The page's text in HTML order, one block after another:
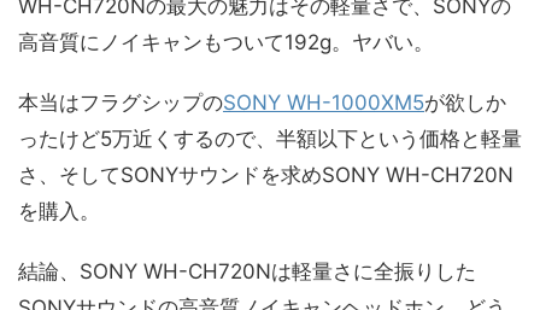
WH-CH720Nの最大の魅力はその軽量さで、SONYの
高音質にノイキャンもついて192g。ヤバい。
本当はフラグシップのSONY WH-1000XM5が欲しか
ったけど5万近くするので、半額以下という価格と軽量
さ、そしてSONYサウンドを求めSONY WH-CH720N
を購入。
結論、SONY WH-CH720Nは軽量さに全振りした